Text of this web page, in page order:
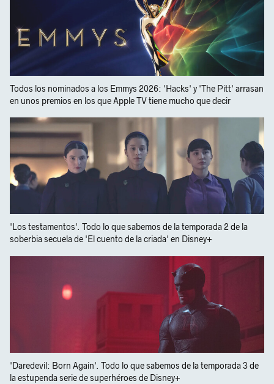
Todos los nominados a los Emmys 2026: 'Hacks' y 'The Pitt' arrasan
en unos premios en los que Apple TV tiene mucho que decir
'Los testamentos'. Todo lo que sabemos de la temporada 2 de la
soberbia secuela de 'El cuento de la criada' en Disney+
'Daredevil: Born Again'. Todo lo que sabemos de la temporada 3 de
la estupenda serie de superhéroes de Disney+